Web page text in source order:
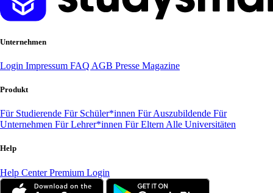
Unternehmen
Login Impressum FAQ AGB Presse Magazine
Produkt
Für Studierende Für Schüler*innen Für Auszubildende Für
Unternehmen Für Lehrer*innen Für Eltern Alle Universitäten
Help
Help CenterPremium Login